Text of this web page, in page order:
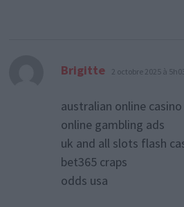
Brigitte dit :
2 octobre 2025 à
australian online
online gambling ads
uk and all slots flash
bet365 craps
odds usa